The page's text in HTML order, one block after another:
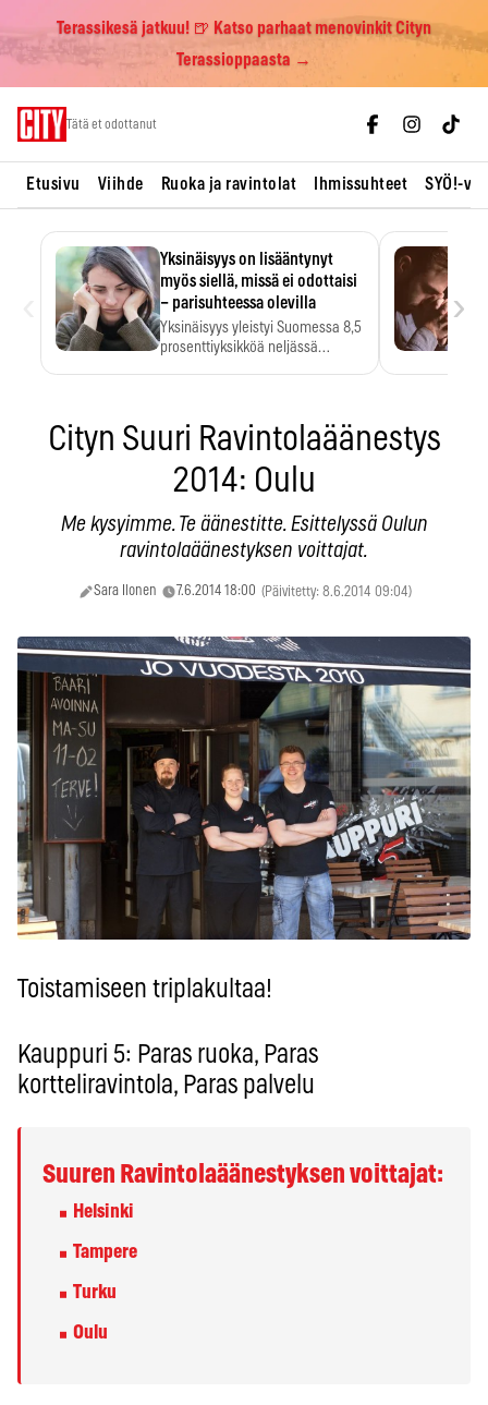
Terassikesä jatkuu! 🍺 Katso parhaat menovinkit Cityn
Terassioppaasta →
Tätä et odottanut
Etusivu Viihde Ruoka ja ravintolat Ihmissuhteet SYÖ!-
Yksinäisyys on lisääntynyt
myös siellä, missä ei odottaisi
– parisuhteessa olevilla
Yksinäisyys yleistyi Suomessa 8,5
prosenttiyksikköä neljässä
›
Cityn Suuri Ravintolaäänestys
2014: Oulu
Me kysyimme. Te äänestitte. Esittelyssä Oulun
ravintolaäänestyksen voittajat.
Sara Ilonen 7.6.2014 18:00 (Päivitetty: 8.6.2014 09:04)
Toistamiseen triplakultaa!
Kauppuri 5: Paras ruoka, Paras
kortteliravintola, Paras palvelu
Suuren Ravintolaäänestyksen voittajat:
Helsinki
Tampere
Turku
Oulu